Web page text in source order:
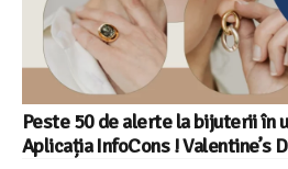
Peste 50 de alerte la bijuterii în
Aplicația InfoCons ! Valentine’s